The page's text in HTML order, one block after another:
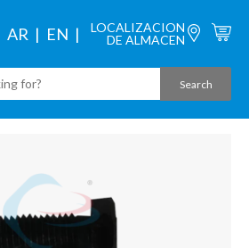
AR EN
LOCALIZACION
DE ALMACEN